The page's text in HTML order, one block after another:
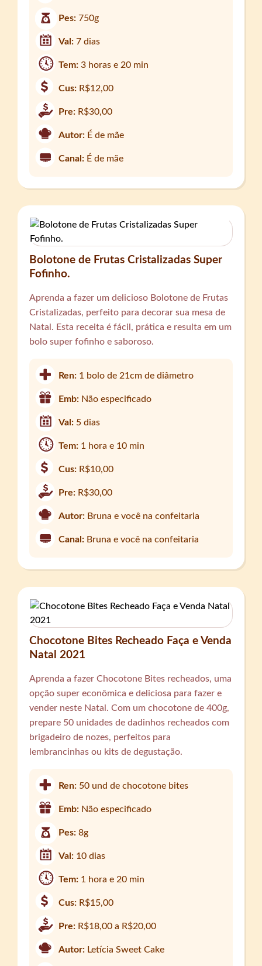
Pes:750g
Val:7 dias
Tem:3 horas e 20 min
Cus: R$12,00
Pre: R$30,00
Autor: É de mãe
Canal: É de mãe
Bolotone de Frutas Cristalizadas Super
Fofinho.
Aprenda a fazer um delicioso Bolotone de Frutas
Cristalizadas, perfeito para decorar sua mesa de
Natal. Esta receita é fácil, prática e resulta em um
bolo super fofinho e saboroso.
Ren: 1 bolo de 21cm de diâmetro
Emb: Não especificado
Val: 5 dias
Tem: 1 hora e 10 min
Cus: R$10,00
Pre: R$30,00
Autor: Bruna e você na confeitaria
Canal: Bruna e você na confeitaria
Chocotone Bites Recheado Faça e Venda
Natal 2021
Aprenda a fazer Chocotone Bites recheados, uma
opção super econômica e deliciosa para fazer e
vender neste Natal. Com um chocotone de 400g,
prepare 50 unidades de dadinhos recheados com
brigadeiro de nozes, perfeitos para
lembrancinhas ou kits de degustação.
Ren: 50 und de chocotone bites
Emb: Não especificado
Pes:8g
Val: 10 dias
Tem: 1 hora e 20 min
Cus: R$15,00
Pre: R$18,00 a R$20,00
Autor: Letícia Sweet Cake